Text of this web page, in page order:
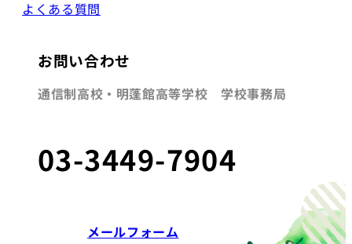
よくある質問
お問い合わせ
通信制高校・明蓬館高等学校 学校事務局
03-3449-7904
メールフォーム